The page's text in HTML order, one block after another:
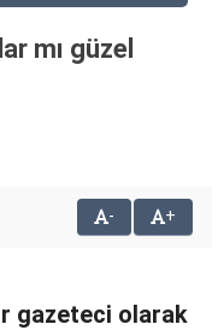
mı güzel
- +
gazeteci olarak